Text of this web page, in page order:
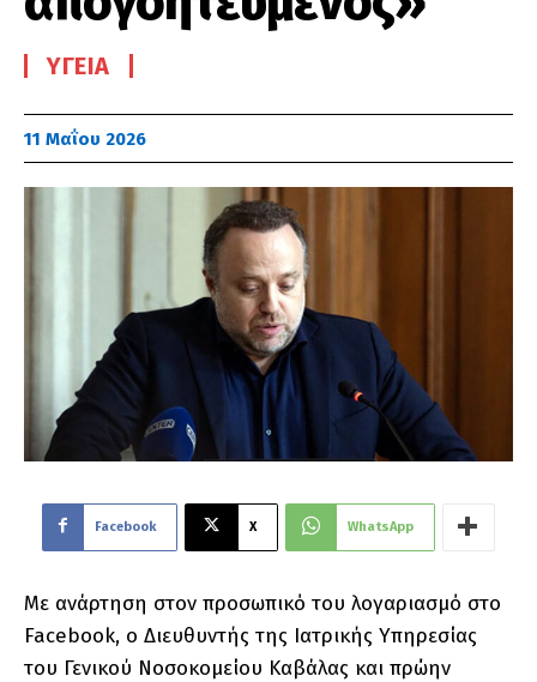
ΥΓΕΊΑ
11 Μαΐου 2026
Facebook X WhatsApp
Με ανάρτηση στον προσωπικό του λογαριασμό στο
Facebook, ο Διευθυντής της Ιατρικής Υπηρεσίας
του Γενικού Νοσοκομείου Καβάλας και πρώην